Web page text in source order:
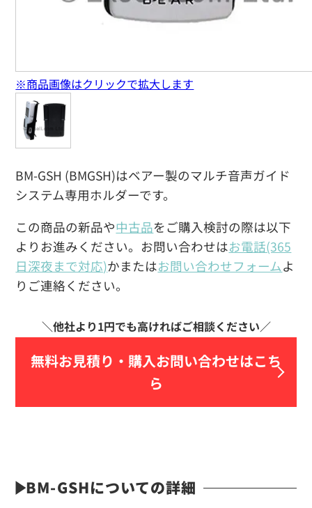
BM-GSH (BMGSH)はベアー製のマルチ音声ガイド
システム専用ホルダーです。
この商品の新品や中古品をご購入検討の際は以下
よりお進みください。お問い合わせはお電話(365
日深夜まで対応)かまたはお問い合わせフォームよ
りご連絡ください。
無料お見積り・ 購入お問い合わせはこち
ら
※商品画像はクリックで拡大します
BM-GSHについての詳細